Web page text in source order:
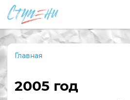
Главная
2005 год